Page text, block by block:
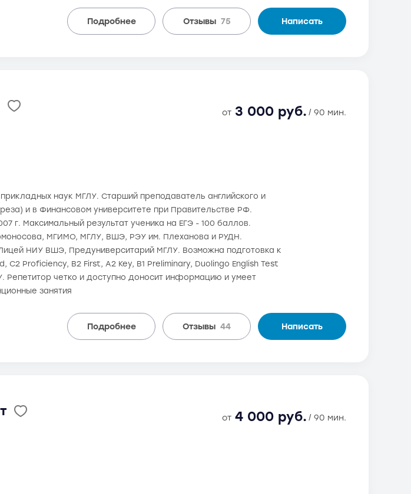
Подробнее Отзывы 75 Написать
от 3 000 руб. / 90 мин.
наук МГЛУ. Старший преподаватель английского и
и в Финансовом университете при Правительстве РФ.
г. Максимальный результат ученика на ЕГЭ - 100 баллов.
МГИМО, МГЛУ, ВШЭ, РЭУ им. Плеханова и РУДН.
НИУ ВШЭ, Предуниверситарий МГЛУ. Возможна подготовка к
Proficiency, B2 First, A2 Key, B1 Preliminary, Duolingo English Test
Репетитор четко и доступно доносит информацию и умеет
занятия
Подробнее Отзывы 44 Написать
от 4 000 руб. / 90 мин.